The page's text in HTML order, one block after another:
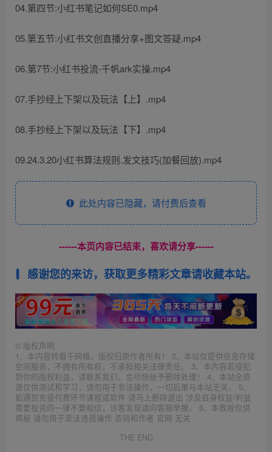
04.第四节:小红书笔记如何SE0.mp4
05.第五节:小红书文创直播分享+图文答疑.mp4
06.第7节:小红书投流-千帆ark实操.mp4
07.手抄经上下架以及玩法【上】.mp4
08.手抄经上下架以及玩法【下】.mp4
09.24.3.20小红书算法规则.发文技巧(加餐回放).mp4
此处内容已隐藏，请付费后查看
------本页内容已结束，喜欢请分享------
感谢您的来访，获取更多精彩文章请收藏本站。
© 版权声明
1、本内容转载于网络，版权归原作者所有！ 2、本站仅提供信息存储
空间服务，不拥有所有权，不承担相关法律责任。 3、本内容若侵犯
到你的版权利益，请联系我们，会尽快给予删除处理！ 4、本站全资
源仅供测试和学习，请勿用于非法操作，一切后果与本站无关。 5、
如遇到充值付费环节课程或软件 请马上删除退出 涉及自身权益/利益
需要投资的一律不要相信，访客发现请向客服举报。 6、本教程仅供
揭秘 请勿用于非法违规操作 否则和作者 官网 无关
THE END